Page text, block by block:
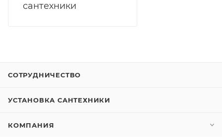
сантехники
СОТРУДНИЧЕСТВО
УСТАНОВКА САНТЕХНИКИ
КОМПАНИЯ